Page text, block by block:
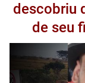
descobriu
de seu